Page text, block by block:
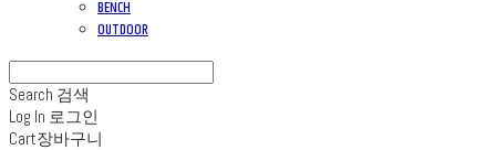
BENCH
OUTDOOR
Search 검색
Log In 로그인
Cart장바구니